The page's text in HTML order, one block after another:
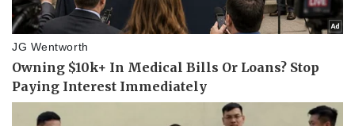
Hậu trường